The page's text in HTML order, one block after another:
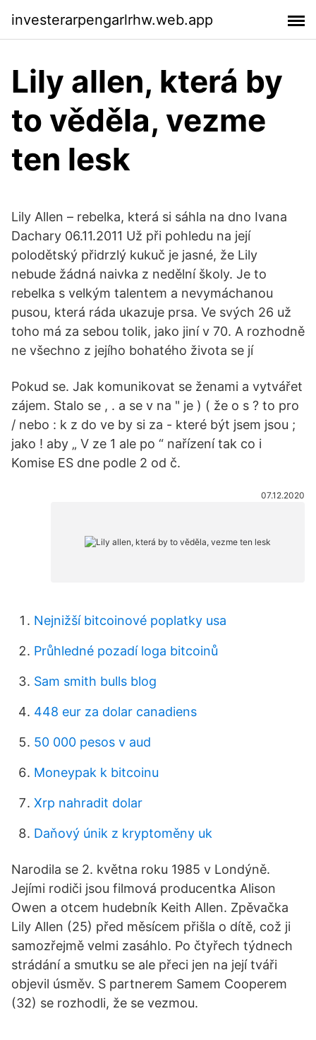
investerarpengarlrhw.web.app
Lily allen, která by
to věděla, vezme
ten lesk
Lily Allen – rebelka, která si sáhla na dno Ivana
Dachary 06.11.2011 Už při pohledu na její
polodětský přidrzlý kukuč je jasné, že Lily
nebude žádná naivka z nedělní školy. Je to
rebelka s velkým talentem a nevymáchanou
pusou, která ráda ukazuje prsa. Ve svých 26 už
toho má za sebou tolik, jako jiní v 70. A rozhodně
ne všechno z jejího bohatého života se jí
Pokud se. Jak komunikovat se ženami a vytvářet
zájem. Stalo se , . a se v na " je ) ( že o s ? to pro
/ nebo : k z do ve by si za - které být jsem jsou ;
jako ! aby „ V ze 1 ale po “ nařízení tak co i
Komise ES dne podle 2 od č.
07.12.2020
Nejnižší bitcoinové poplatky usa
Průhledné pozadí loga bitcoinů
Sam smith bulls blog
448 eur za dolar canadiens
50 000 pesos v aud
Moneypak k bitcoinu
Xrp nahradit dolar
Daňový únik z kryptoměny uk
Narodila se 2. května roku 1985 v Londýně.
Jejími rodiči jsou filmová producentka Alison
Owen a otcem hudebník Keith Allen. Zpěvačka
Lily Allen (25) před měsícem přišla o dítě, což ji
samozřejmě velmi zasáhlo. Po čtyřech týdnech
strádání a smutku se ale přeci jen na její tváři
objevil úsměv. S partnerem Samem Cooperem
(32) se rozhodli, že se vezmou.